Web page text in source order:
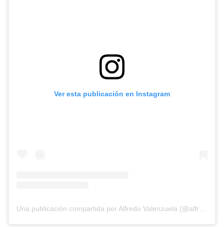
Ver esta publicación en Instagram
Una publicación compartida por Alfredo Valenzuela (@alfredovlza92)